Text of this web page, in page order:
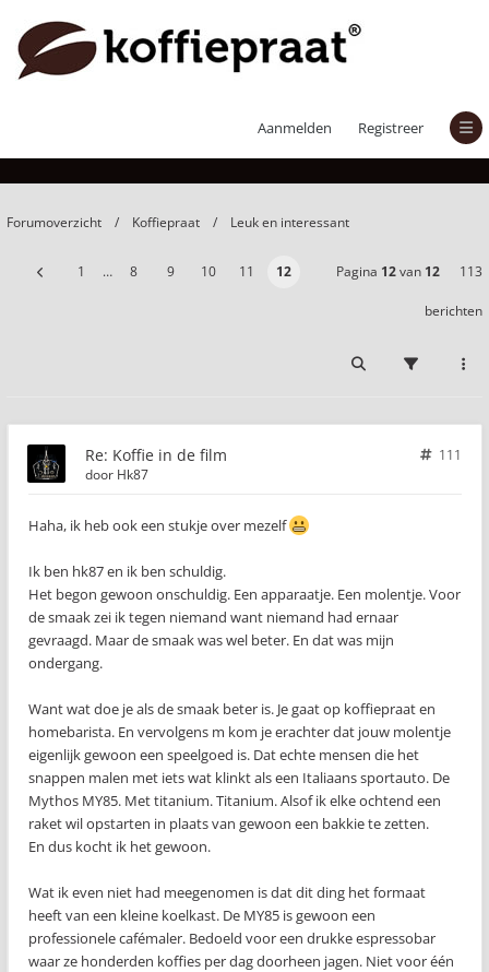
Aanmelden Registreer
Forumoverzicht Koffiepraat Leuk en interessant
1 … 8 9 10 11 12 Pagina 12van 12 113
berichten
Re: Koffie in de film
111
door Hk87
Haha, ik heb ook een stukje over mezelf
Ik ben hk87 en ik ben schuldig.
Het begon gewoon onschuldig. Een apparaatje. Een molentje. Voor
de smaak zei ik tegen niemand want niemand had ernaar
gevraagd. Maar de smaak was wel beter. En dat was mijn
ondergang.
Want wat doe je als de smaak beter is. Je gaat op koffiepraat en
homebarista. En vervolgens m kom je erachter dat jouw molentje
eigenlijk gewoon een speelgoed is. Dat echte mensen die het
snappen malen met iets wat klinkt als een Italiaans sportauto. De
Mythos MY85. Met titanium. Titanium. Alsof ik elke ochtend een
raket wil opstarten in plaats van gewoon een bakkie te zetten.
En dus kocht ik het gewoon.
Wat ik even niet had meegenomen is dat dit ding het formaat
heeft van een kleine koelkast. De MY85 is gewoon een
professionele cafémaler. Bedoeld voor een drukke espressobar
waar ze honderden koffies per dag doorheen jagen. Niet voor één